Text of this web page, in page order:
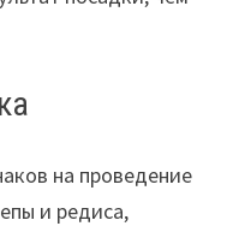
на проведение
и редиса,